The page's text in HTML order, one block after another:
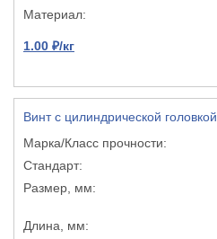
1.00 ₽/кг
Винт с цилиндрической головкой